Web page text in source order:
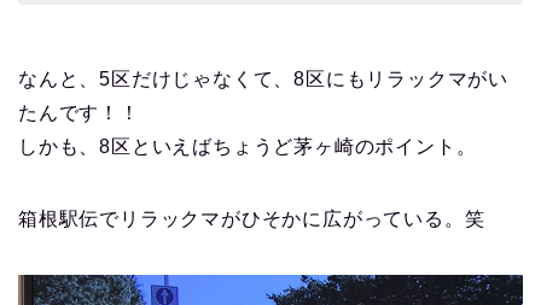
なんと、5区だけじゃなくて、8区にもリラックマがい
たんです！！
しかも、8区といえばちょうど茅ヶ崎のポイント。
箱根駅伝でリラックマがひそかに広がっている。笑